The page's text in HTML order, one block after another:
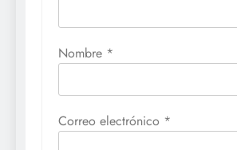
Nombre *
Correo electrónico *